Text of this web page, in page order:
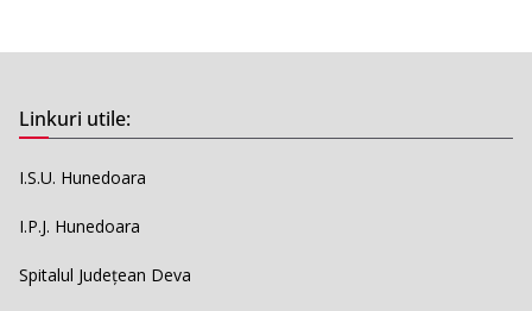
Linkuri utile:
I.S.U. Hunedoara
I.P.J. Hunedoara
Spitalul Județean Deva